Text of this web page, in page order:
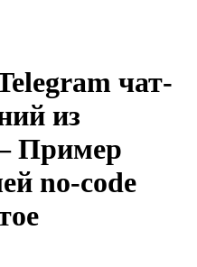
чат-
из
Пример
no-code